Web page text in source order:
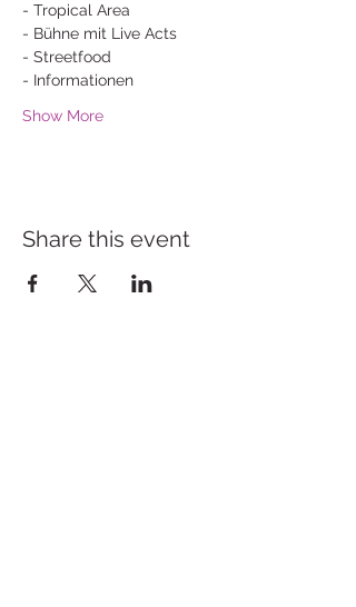
- Tropical Area
- Bühne mit Live Acts
- Streetfood
- Informationen
Show More
Share this event